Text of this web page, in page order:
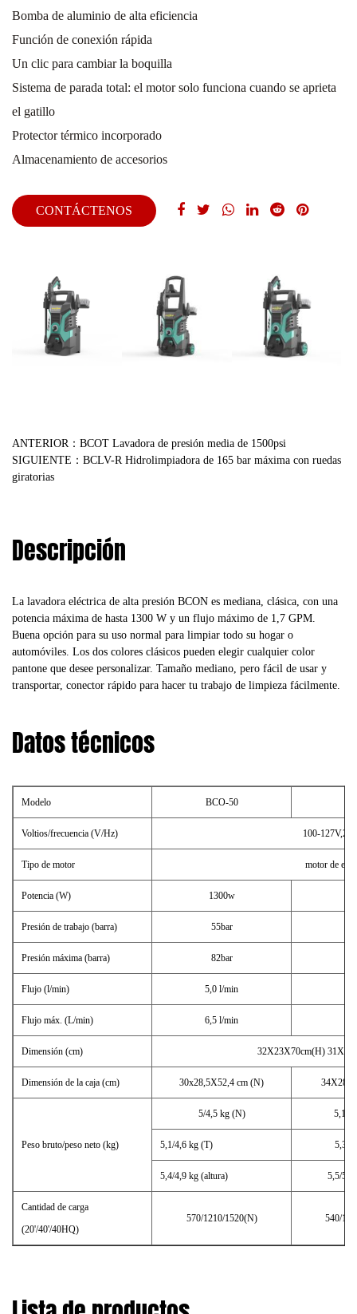
Bomba de aluminio de alta eficiencia
Función de conexión rápida
Un clic para cambiar la boquilla
Sistema de parada total: el motor solo funciona cuando se aprieta
el gatillo
Protector térmico incorporado
Almacenamiento de accesorios
CONTÁCTENOS
ANTERIOR：BCOT Lavadora de presión media de 1500psi
SIGUIENTE：BCLV-R Hidrolimpiadora de 165 bar máxima con ruedas
giratorias
Descripción
La lavadora eléctrica de alta presión BCON es mediana, clásica, con una
potencia máxima de hasta 1300 W y un flujo máximo de 1,7 GPM.
Buena opción para su uso normal para limpiar todo su hogar o
automóviles. Los dos colores clásicos pueden elegir cualquier color
pantone que desee personalizar. Tamaño mediano, pero fácil de usar y
transportar, conector rápido para hacer tu trabajo de limpieza fácilmente.
Datos técnicos
Modelo BCO-50
Voltios/frecuencia (V/Hz) 100-
Tipo de motor motor de
Potencia (W) 1300w
Presión de trabajo (barra) 55bar
Presión máxima (barra) 82bar
Flujo (l/min) 5,0 l/min
Flujo máx. (L/min) 6,5 l/min
Dimensión (cm) 32X23X70cm(H)
Dimensión de la caja (cm) 30x28,5X52,4 cm (N)
Peso bruto/peso neto (kg)
5/4,5 kg (N) 5,1/
5,1/4,6 kg (T) 5,3/
5,4/4,9 kg (altura) 5,5/5,0
Cantidad de carga
(20'/40'/40HQ)
570/1210/1520(N) 540/